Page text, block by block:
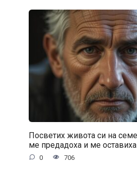
Посветих живота си на
ме предадоха и ме
0 706